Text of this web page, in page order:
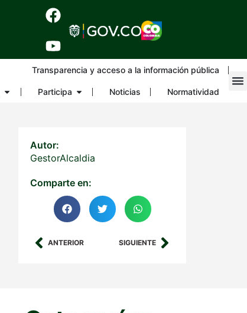
Transparencia y acceso a la información pública
Participa Noticias Normatividad
Autor:
GestorAlcaldia
Comparte en:
ANTERIOR SIGUIENTE